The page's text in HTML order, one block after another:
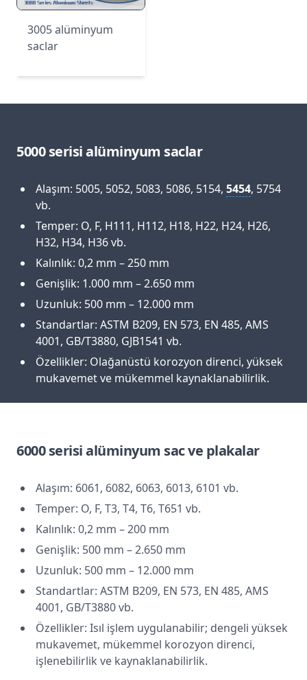
3005 alüminyum
saclar
5000 serisi alüminyum saclar
Alaşım: 5005, 5052, 5083, 5086, 5154, 5454, 5754
vb.
Temper: O, F, H111, H112, H18, H22, H24, H26,
H32, H34, H36 vb.
Kalınlık: 0,2 mm – 250 mm
Genişlik: 1.000 mm – 2.650 mm
Uzunluk: 500 mm – 12.000 mm
Standartlar: ASTM B209, EN 573, EN 485, AMS
4001, GB/T3880, GJB1541 vb.
Özellikler: Olağanüstü korozyon direnci, yüksek
mukavemet ve mükemmel kaynaklanabilirlik.
6000 serisi alüminyum sac ve plakalar
Alaşım: 6061, 6082, 6063, 6013, 6101 vb.
Temper: O, F, T3, T4, T6, T651 vb.
Kalınlık: 0,2 mm – 200 mm
Genişlik: 500 mm – 2.650 mm
Uzunluk: 500 mm – 12.000 mm
Standartlar: ASTM B209, EN 573, EN 485, AMS
4001, GB/T3880 vb.
Özellikler: Isıl işlem uygulanabilir; dengeli yüksek
mukavemet, mükemmel korozyon direnci,
işlenebilirlik ve kaynaklanabilirlik.